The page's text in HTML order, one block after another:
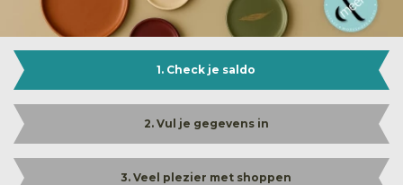
1. Check je saldo
2. Vul je gegevens in
3. Veel plezier met shoppen